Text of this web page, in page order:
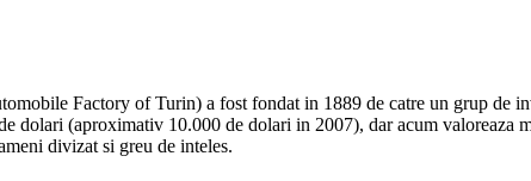
Factory of Turin) a fost fondat in 1889 de catre un grup de
dolari (aproximativ 10.000 de dolari in 2007), dar acum
divizat si greu de inteles.